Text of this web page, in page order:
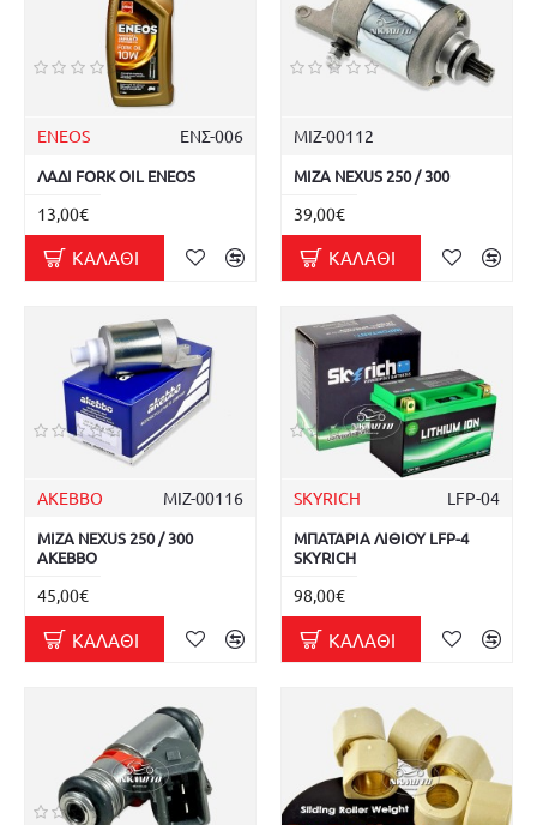
ENEOS ΕΝΣ-006
ΛΑΔΙ FORK OIL ENEOS
13,00€
ΚΑΛΆΘΙ
ΜΙΖ-00112
ΜΙΖΑ NEXUS 250 / 300
39,00€
ΚΑΛΆΘΙ
AKEBBO ΜΙΖ-00116
ΜΙΖΑ NEXUS 250 / 300
AKEBBO
45,00€
ΚΑΛΆΘΙ
SKYRICH LFP-04
ΜΠΑΤΑΡΙΑ ΛΙΘΙΟΥ LFP-4
SKYRICH
98,00€
ΚΑΛΆΘΙ